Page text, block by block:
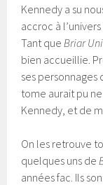
Kennedy a su
accroc à
Tant que Briar
bien accueillie.
ses personnages
tome aurait pu
Kennedy, et de
On les retrouve
quelques uns de
années fac. Ils